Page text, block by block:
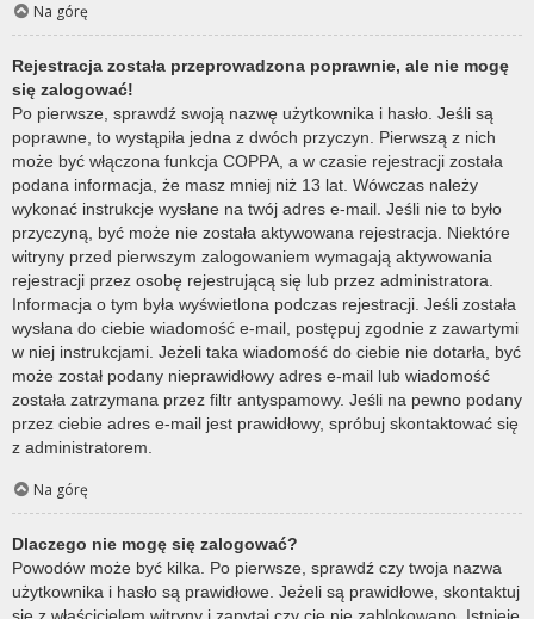
Na górę
Rejestracja została przeprowadzona poprawnie, ale nie mogę
się zalogować!
Po pierwsze, sprawdź swoją nazwę użytkownika i hasło. Jeśli są
poprawne, to wystąpiła jedna z dwóch przyczyn. Pierwszą z nich
może być włączona funkcja COPPA, a w czasie rejestracji została
podana informacja, że masz mniej niż 13 lat. Wówczas należy
wykonać instrukcje wysłane na twój adres e-mail. Jeśli nie to było
przyczyną, być może nie została aktywowana rejestracja. Niektóre
witryny przed pierwszym zalogowaniem wymagają aktywowania
rejestracji przez osobę rejestrującą się lub przez administratora.
Informacja o tym była wyświetlona podczas rejestracji. Jeśli została
wysłana do ciebie wiadomość e-mail, postępuj zgodnie z zawartymi
w niej instrukcjami. Jeżeli taka wiadomość do ciebie nie dotarła, być
może został podany nieprawidłowy adres e-mail lub wiadomość
została zatrzymana przez filtr antyspamowy. Jeśli na pewno podany
przez ciebie adres e-mail jest prawidłowy, spróbuj skontaktować się
z administratorem.
Na górę
Dlaczego nie mogę się zalogować?
Powodów może być kilka. Po pierwsze, sprawdź czy twoja nazwa
użytkownika i hasło są prawidłowe. Jeżeli są prawidłowe, skontaktuj